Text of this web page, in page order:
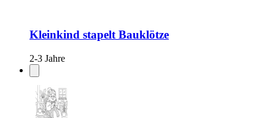
Kleinkind stapelt Bauklötze
2-3 Jahre